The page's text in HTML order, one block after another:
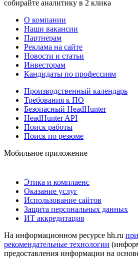
собирайте аналитику в 2 клика
О компании
Наши вакансии
Партнерам
Реклама на сайте
Новости и статьи
Инвесторам
Кандидаты по профессиям
Производственный календарь
Требования к ПО
Безопасный HeadHunter
HeadHunter API
Поиск работы
Поиск по резюме
Мобильное приложение
Этика и комплаенс
Оказание услуг
Использование сайтов
Защита персональных данных
ИТ аккредитация
На информационном ресурсе hh.ru
рекомендательные технологии
предоставления информации на